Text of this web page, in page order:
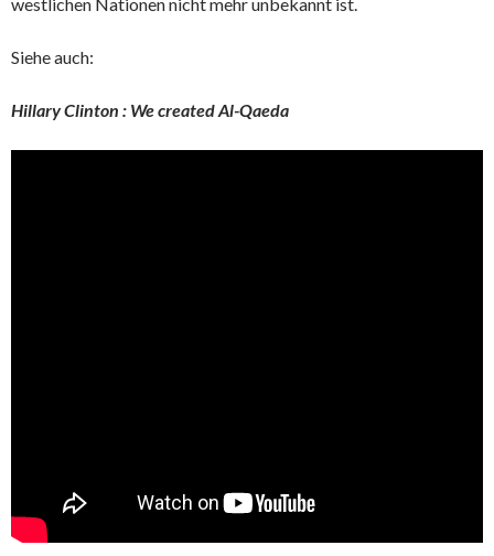
Siehe auch:
Hillary Clinton : We created Al-Qaeda